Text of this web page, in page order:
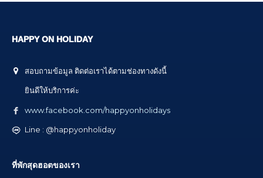
HAPPY ON HOLIDAY
สอบถามข้อมูล ติดต่อเราได้ตามช่องทางดังนี้
ยินดีให้บริการค่ะ
www.facebook.com/happyonholidays
Line : @happyonholiday
ที่พักสุดฮอตของเรา